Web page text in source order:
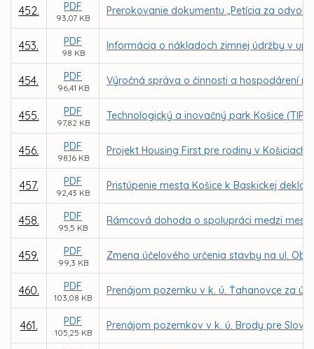
452. PDF
93,07 KB
Prerokovanie dokumentu „Petícia za
453. PDF
98 KB
Informácia o nákladoch zimnej údržby v
454. PDF
96,41 KB
Výročná správa o činnosti a hospodárení
455. PDF
97,82 KB
Technologický a inovačný park Košice (TIP -
456. PDF
98,16 KB
Projekt Housing First pre rodiny v Košiciach
457. PDF
92,43 KB
Pristúpenie mesta Košice k Baskickej
458. PDF
95,5 KB
Rámcová dohoda o spolupráci medzi
459. PDF
99,3 KB
Zmena účelového určenia stavby na ul.
460. PDF
103,08 KB
Prenájom pozemku v k. ú. Ťahanovce za
461. PDF
105,25 KB
Prenájom pozemkov v k. ú. Brody pre